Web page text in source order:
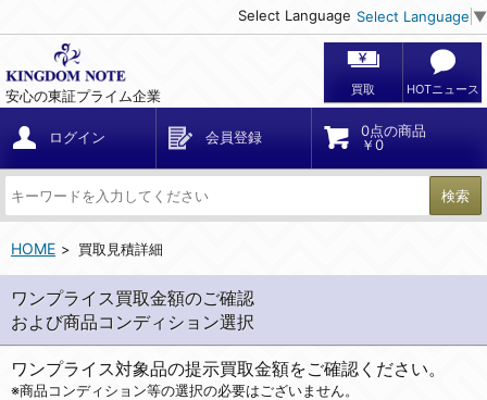
Select Language Select Language ▼
安心の東証プライム企業 買取 HOTニュース
ログイン 会員登録
0点の商品
￥0
検索
HOME 買取見積詳細
ワンプライス買取金額のご確認
および商品コンディション選択
ワンプライス対象品の提示買取金額をご確認ください。
※商品コンディション等の選択の必要はございません。